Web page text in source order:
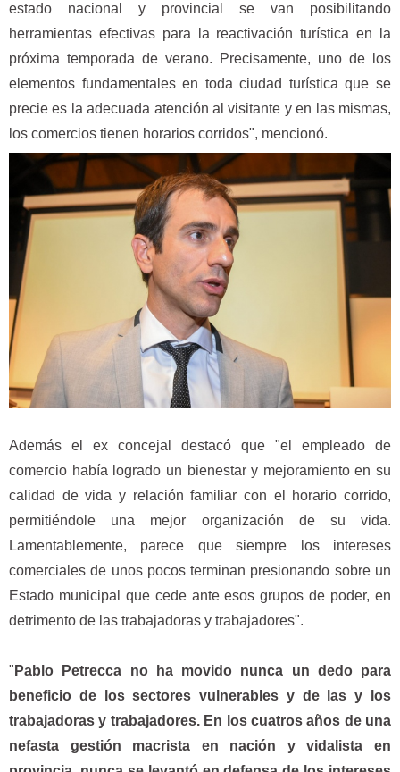
estado nacional y provincial se van posibilitando
herramientas efectivas para la reactivación turística en la
próxima temporada de verano. Precisamente, uno de los
elementos fundamentales en toda ciudad turística que se
precie es la adecuada atención al visitante y en las mismas,
los comercios tienen horarios corridos", mencionó.
Además el ex concejal destacó que "el empleado de
comercio había logrado un bienestar y mejoramiento en su
calidad de vida y relación familiar con el horario corrido,
permitiéndole una mejor organización de su vida.
Lamentablemente, parece que siempre los intereses
comerciales de unos pocos terminan presionando sobre un
Estado municipal que cede ante esos grupos de poder, en
detrimento de las trabajadoras y trabajadores".
" Pablo Petrecca no ha movido nunca un dedo para
beneficio de los sectores vulnerables y de las y los
trabajadoras y trabajadores. En los cuatros años de una
nefasta gestión macrista en nación y vidalista en